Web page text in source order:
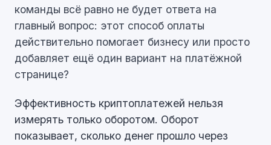
команды всё равно не будет ответа на
главный вопрос: этот способ оплаты
действительно помогает бизнесу или просто
добавляет ещё один вариант на платёжной
странице?
Эффективность криптоплатежей нельзя
измерять только оборотом. Оборот
показывает, сколько денег прошло через